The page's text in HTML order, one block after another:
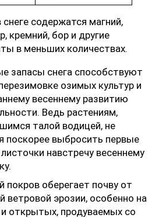
содержатся магний,
кремний, бор и другие
в меньших количествах.
запасы снега способствуют
озимых культур и
весеннему развитию
Ведь растениям,
талой водицей, не
поскорее выбросить первые
навстречу весеннему
покров оберегает почву от
ветровой эрозии, особенно на
и открытых, продуваемых со